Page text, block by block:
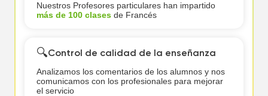
Nuestros Profesores particulares han impartido
más de 100 clasesde Francés
🔍Control de calidad de la enseñanza
Analizamos los comentarios de los alumnos y nos
comunicamos con los profesionales para mejorar
el servicio